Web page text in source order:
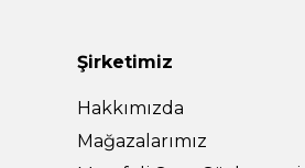
Şirketimiz
Hakkımızda
Mağazalarımız